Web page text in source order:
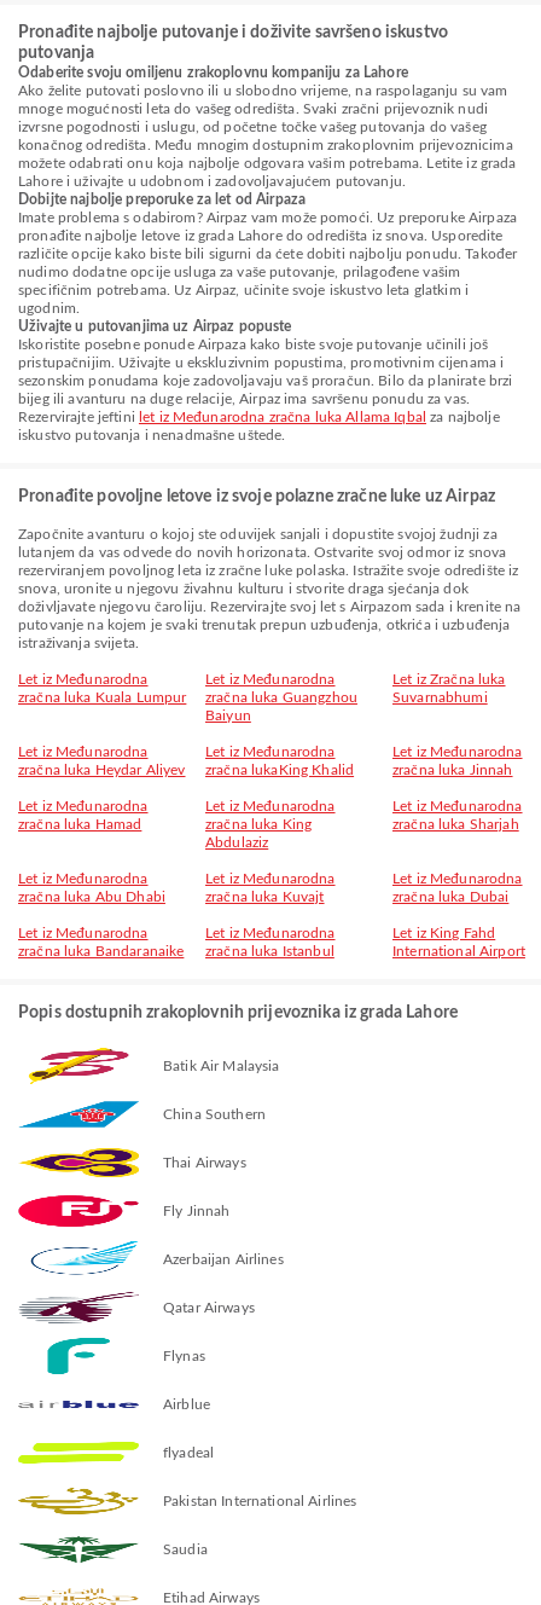
Pronađite najbolje putovanje i doživite savršeno iskustvo
putovanja
Odaberite svoju omiljenu zrakoplovnu kompaniju za Lahore
Ako želite putovati poslovno ili u slobodno vrijeme, na raspolaganju su vam
mnoge mogućnosti leta do vašeg odredišta. Svaki zračni prijevoznik nudi
izvrsne pogodnosti i uslugu, od početne točke vašeg putovanja do vašeg
konačnog odredišta. Među mnogim dostupnim zrakoplovnim prijevoznicima
možete odabrati onu koja najbolje odgovara vašim potrebama. Letite iz grada
Lahore i uživajte u udobnom i zadovoljavajućem putovanju.
Dobijte najbolje preporuke za let od Airpaza
Imate problema s odabirom? Airpaz vam može pomoći. Uz preporuke Airpaza
pronađite najbolje letove iz grada Lahore do odredišta iz snova. Usporedite
različite opcije kako biste bili sigurni da ćete dobiti najbolju ponudu. Također
nudimo dodatne opcije usluga za vaše putovanje, prilagođene vašim
specifičnim potrebama. Uz Airpaz, učinite svoje iskustvo leta glatkim i
ugodnim.
Uživajte u putovanjima uz Airpaz popuste
Iskoristite posebne ponude Airpaza kako biste svoje putovanje učinili još
pristupačnijim. Uživajte u ekskluzivnim popustima, promotivnim cijenama i
sezonskim ponudama koje zadovoljavaju vaš proračun. Bilo da planirate brzi
bijeg ili avanturu na duge relacije, Airpaz ima savršenu ponudu za vas.
Rezervirajte jeftini let iz Međunarodna zračna luka Allama Iqbal za najbolje
iskustvo putovanja i nenadmašne uštede.
Pronađite povoljne letove iz svoje polazne zračne luke uz Airpaz
Započnite avanturu o kojoj ste oduvijek sanjali i dopustite svojoj žudnji za
lutanjem da vas odvede do novih horizonata. Ostvarite svoj odmor iz snova
rezerviranjem povoljnog leta iz zračne luke polaska. Istražite svoje odredište iz
snova, uronite u njegovu živahnu kulturu i stvorite draga sjećanja dok
doživljavate njegovu čaroliju. Rezervirajte svoj let s Airpazom sada i krenite na
putovanje na kojem je svaki trenutak prepun uzbuđenja, otkrića i uzbuđenja
istraživanja svijeta.
Let iz Međunarodna
zračna luka Kuala Lumpur
Let iz Međunarodna
zračna luka Guangzhou
Baiyun
Let iz Zračna luka
Suvarnabhumi
Let iz Međunarodna
zračna luka Heydar Aliyev
Let iz Međunarodna
zračna lukaKing Khalid
Let iz Međunarodna
zračna luka Jinnah
Let iz Međunarodna
zračna luka Hamad
Let iz Međunarodna
zračna luka King
Abdulaziz
Let iz Međunarodna
zračna luka Sharjah
Let iz Međunarodna
zračna luka Abu Dhabi
Let iz Međunarodna
zračna luka Kuvajt
Let iz Međunarodna
zračna luka Dubai
Let iz Međunarodna
zračna luka Bandaranaike
Let iz Međunarodna
zračna luka Istanbul
Let iz King Fahd
International Airport
Popis dostupnih zrakoplovnih prijevoznika iz grada Lahore
Batik Air Malaysia
China Southern
Thai Airways
Fly Jinnah
Azerbaijan Airlines
Qatar Airways
Flynas
Airblue
flyadeal
Pakistan International Airlines
Saudia
Etihad Airways